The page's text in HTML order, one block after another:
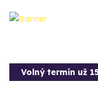
Volný termín už